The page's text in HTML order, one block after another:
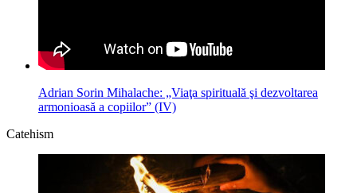
Adrian Sorin Mihalache: „Viaţa spirituală şi dezvoltarea
armonioasă a copiilor” (IV)
Catehism